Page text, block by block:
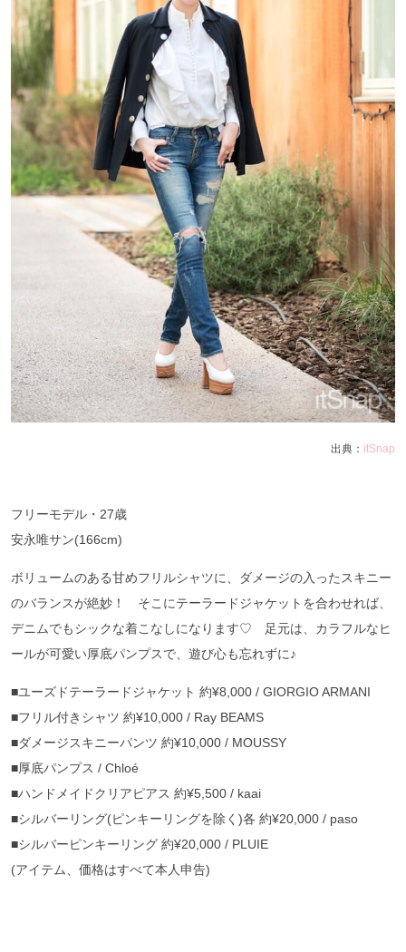
出典： itSnap
フリーモデル・27歳
安永唯サン(166cm)
ボリュームのある甘めフリルシャツに、ダメージの入ったスキニー
のバランスが絶妙！ そこにテーラードジャケットを合わせれば、
デニムでもシックな着こなしになります♡ 足元は、カラフルなヒ
ールが可愛い厚底パンプスで、遊び心も忘れずに♪
■ユーズドテーラードジャケット 約¥8,000 / GIORGIO ARMANI
■フリル付きシャツ 約¥10,000 / Ray BEAMS
■ダメージスキニーパンツ 約¥10,000 / MOUSSY
■厚底パンプス / Chloé
■ハンドメイドクリアピアス 約¥5,500 / kaai
■シルバーリング(ピンキーリングを除く)各 約¥20,000 / paso
■シルバーピンキーリング 約¥20,000 / PLUIE
(アイテム、価格はすべて本人申告)